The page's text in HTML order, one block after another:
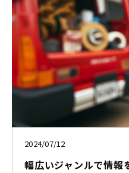
2024/07/12
幅広いジャンルで情報